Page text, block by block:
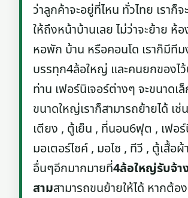
ว่าลูกค้าจะอยู่ที่ไหน ทั่วไทย เราก็จ
ให้ถึงหน้าบ้านเลย ไม่ว่าจะย้าย ห้
หอพัก บ้าน หรือคอนโด เราก็มีทีม
บรรทุก4ล้อใหญ่ และคนยกของไ
ท่าน เฟอร์นิเจอร์ต่างๆ จะขนาดเ
ขนาดใหญ่เราก็สามารถย้ายได้ เช่
เตียง , ตู้เย็น , ที่นอน6ฟุต , เฟอร์
มอเตอร์ไซค์ , มอไซ , ทีวี , ตู้เสื้อผ้
อื่นๆอีกมากมายที่4ล้อใหญ่รับจ้า
สามสามารถขนย้ายให้ได้ หากต้อ